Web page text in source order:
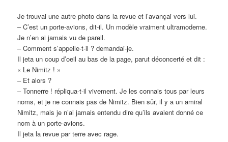
Je trouvai une autre photo dans la revue et l’avançai vers lui.
– C’est un porte-avions, dit-il. Un modèle vraiment ultramoderne.
Je n’en ai jamais vu de pareil.
– Comment s’appelle-t-il ? demandai-je.
Il jeta un coup d’oeil au bas de la page, parut déconcerté et dit :
« Le Nimitz ! »
– Et alors ?
– Tonnerre ! répliqua-t-il vivement. Je les connais tous par leurs
noms, et je ne connais pas de Nimitz. Bien sûr, il y a un amiral
Nimitz, mais je n’ai jamais entendu dire qu’ils avaient donné ce
nom à un porte-avions.
Il jeta la revue par terre avec rage.